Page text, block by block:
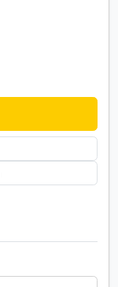
A
u
d
i